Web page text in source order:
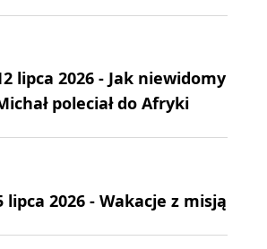
lipca 2026 - Jak niewidomy
poleciał do Afryki
lipca 2026 - Wakacje z misją